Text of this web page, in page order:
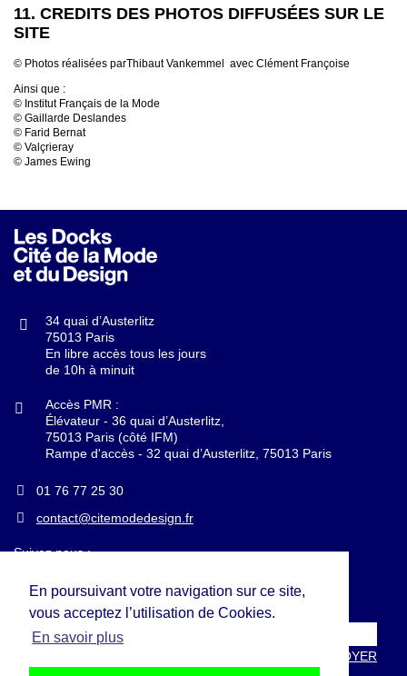
En poursuivant votre navigation sur ce site,
vous acceptez l’utilisation de Cookies.
En savoir plus
11. CREDITS DES PHOTOS DIFFUSÉES SUR LE
SITE
© Photos réalisées parThibaut Vankemmel avec Clément Françoise
Ainsi que :
© Institut Français de la Mode
© Gaillarde Deslandes
© Farid Bernat
© Valçrieray
© James Ewing
34 quai d’Austerlitz
75013 Paris
En libre accès tous les jours
de 10h à minuit
Accès PMR :
Élévateur - 36 quai d’Austerlitz,
75013 Paris (côté IFM)
Rampe d'accès - 32 quai d’Austerlitz, 75013 Paris
01 76 77 25 30
contact@citemodedesign.fr
Suivez nous :
Inscrivez-vous à la newsletter :
ENVOYER